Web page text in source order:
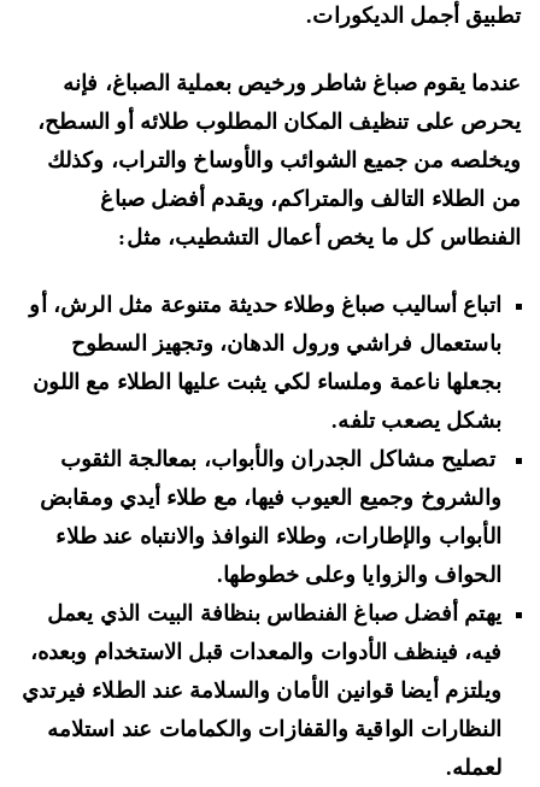
أجمل الديكورات.
يقوم صباغ شاطر ورخيص بعملية الصباغ، فإنه
على تنظيف المكان المطلوب طلائه أو السطح،
من جميع الشوائب والأوساخ والتراب، وكذلك
الطلاء التالف والمتراكم، ويقدم أفضل صباغ
كل ما يخص أعمال التشطيب، مثل:
اتباع أساليب صباغ وطلاء حديثة متنوعة مثل الرش، أو
باستعمال فراشي ورول الدهان، وتجهيز السطوح
بجعلها ناعمة وملساء لكي يثبت عليها الطلاء مع اللون
بشكل يصعب تلفه.
تصليح مشاكل الجدران والأبواب، بمعالجة الثقوب
والشروخ وجميع العيوب فيها، مع طلاء أيدي ومقابض
الأبواب والإطارات، وطلاء النوافذ والانتباه عند طلاء
الحواف والزوايا وعلى خطوطها.
يهتم أفضل صباغ الفنطاس بنظافة البيت الذي يعمل
فيه، فينظف الأدوات والمعدات قبل الاستخدام وبعده،
ويلتزم أيضا قوانين الأمان والسلامة عند الطلاء فيرتدي
النظارات الواقية والقفازات والكمامات عند استلامه
لعمله.